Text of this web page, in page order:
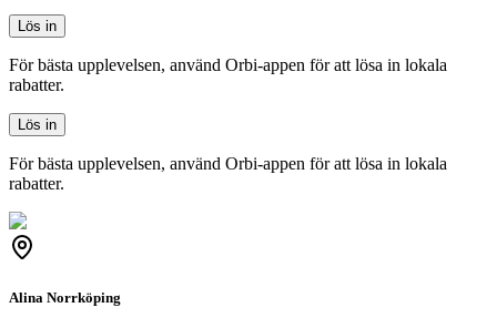
Lös in
För bästa upplevelsen, använd Orbi-appen för att lösa in lokala
rabatter.
Lös in
För bästa upplevelsen, använd Orbi-appen för att lösa in lokala
rabatter.
Alina Norrköping